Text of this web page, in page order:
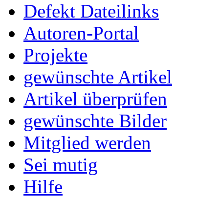
Defekt Dateilinks
Autoren-Portal
Projekte
gewünschte Artikel
Artikel überprüfen
gewünschte Bilder
Mitglied werden
Sei mutig
Hilfe